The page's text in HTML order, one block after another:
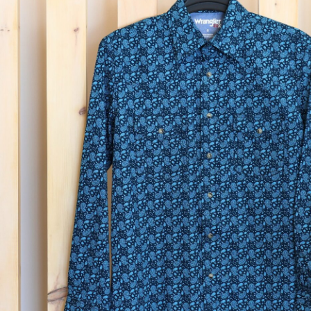
Locations commerciales
Service de navette